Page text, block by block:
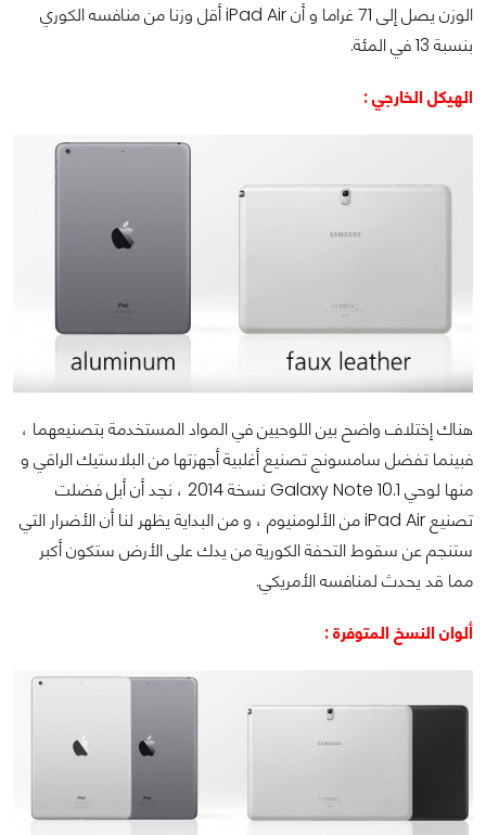
الوزن يصل إلى 71 غراما و أن
iPad Airأقل وزنا من منافسه الكوري
بنسبة 13 في المئة.
الهيكل الخارجي :
هناك إختلاف واضح بين اللوحيين في المواد المستخدمة بتصنيعهما ،
فبينما تفضل سامسونج تصنيع أغلبية أجهزتها من البلاستيك الراقي و
منها لوحي Galaxy Note 10.1
نسخة 2014 ، نجد أن أبل فضلت
تصنيع iPad Airمن الألومنيوم ، و من البداية يظهر لنا أن الأضرار التي
ستنجم عن سقوط التحفة الكورية من يدك على الأرض ستكون أكبر
مما قد يحدث لمنافسه الأمريكي.
ألوان النسخ المتوفرة :